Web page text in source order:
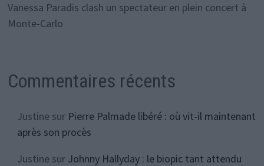
Vanessa Paradis clash un spectateur en plein concert à
Monte-Carlo
Commentaires récents
Justinesur Pierre Palmade libéré : où vit-il maintenant
après son procès
Justinesur Johnny Hallyday : le biopic tant attendu